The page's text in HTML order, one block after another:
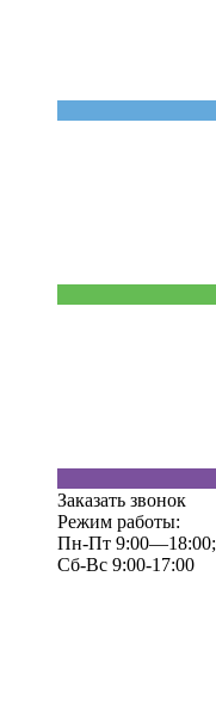
Заказать звонок
Режим работы:
Пн-Пт 9:00—18:00;
Сб-Вс 9:00-17:00